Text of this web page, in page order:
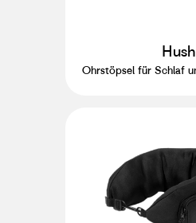
Hush
Ohrstöpsel für Schlaf